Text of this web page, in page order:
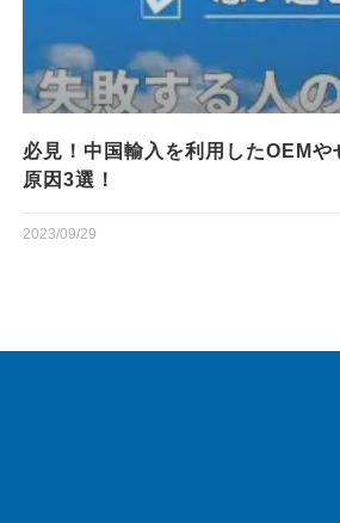
必見！中国輸入を利用したOEMや
原因3選！
2023/09/29